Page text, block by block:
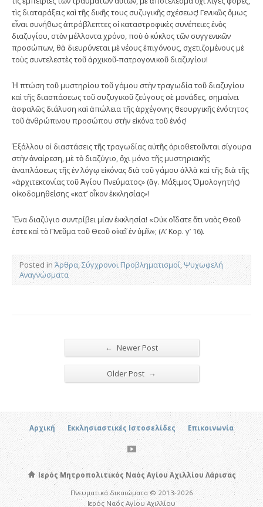
τὶς διαταράξεις καὶ τῆς δικῆς τους συζυγικῆς σχέσεως! Γενικῶς ὅμως
εἶναι συνήθως ἀπρόβλεπτες οἱ καταστροφικὲς συνέπειες ἑνὸς
διαζυγίου, στὸν μέλλοντα χρόνο, ποὺ ὁ κύκλος τῶν συγγενικῶν
προσώπων, θὰ διευρύνεται μὲ νέους ἐπιγόνους, σχετιζομένους μὲ
τοὺς συντελεστὲς τοῦ ἀρχικοῦ-πατρογονικοῦ διαζυγίου!
Ἡ πτώση τοῦ μυστηρίου τοῦ γάμου στὴν τραγωδία τοῦ διαζυγίου
καὶ τῆς διασπάσεως τοῦ συζυγικοῦ ζεύγους σὲ μονάδες, σημαίνει
ἀσφαλῶς διάλυση καὶ ἀπώλεια τῆς ἀρχέγονης θεουργικῆς ἑνότητος
τοῦ ἀνθρώπινου προσώπου στὴν εἰκόνα τοῦ ἑνός!
Ἐξάλλου οἱ διαστάσεις τῆς τραγωδίας αὐτῆς ὁριοθετοῦνται σίγουρα
στὴν ἀναίρεση, μὲ τὸ διαζύγιο, ὄχι μόνο τῆς μυστηριακῆς
ἀναπλάσεως τῆς ἐν λόγῳ εἰκόνας διὰ τοῦ γάμου ἀλλὰ καὶ τῆς διὰ τῆς
«ἀρχιτεκτονίας τοῦ Ἁγίου Πνεύματος» (ἅγ. Μάξιμος Ὁμολογητὴς)
οἰκοδομηθείσης «κατ’ οἶκον ἐκκλησίας»!
Ἕνα διαζύγιο συντρίβει μίαν ἐκκλησία! «Οὐκ οἴδατε ὅτι ναὸς Θεοῦ
ἐστε καὶ τὸ Πνεῦμα τοῦ Θεοῦ οἰκεῖ ἐν ὑμῖν»; (Α’ Κορ. γ’ 16).
Posted in Άρθρα,Σύγχρονοι Προβληματισμοί,Ψυχωφελή
Αναγνώσματα
← Newer Post
Older Post →
Αρχική Εκκλησιαστικές Ιστοσελίδες Επικοινωνία
Ιερός Μητροπολιτικός Ναός Αγίου Αχιλλίου Λάρισας
Πνευματικά δικαιώματα © 2013-2026
Ιερός Ναός Αγίου Αχιλλίου